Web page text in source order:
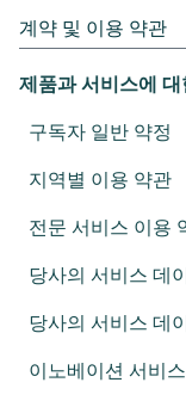
계약 및 이용 약관
제품과 서비스에
구독자 일반 약정
지역별 이용 약관
전문 서비스 이용
당사의 서비스 데
당사의 서비스 데
이노베이션 서비